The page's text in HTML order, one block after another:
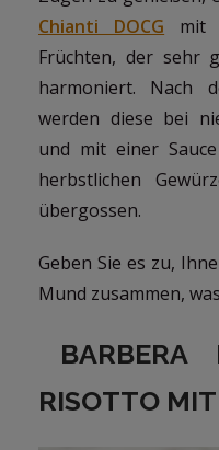
Chianti DOCG mit
Früchten, der sehr
harmoniert. Nach
werden diese bei
und mit einer
herbstlichen
übergossen.
Geben Sie es zu,
Mund zusammen,
BARBERA
RISOTTO